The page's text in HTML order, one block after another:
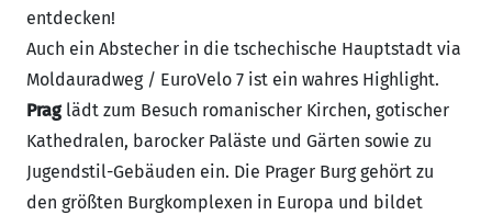
entdecken!
Auch ein Abstecher in die tschechische Hauptstadt via
Moldauradweg / EuroVelo 7 ist ein wahres Highlight.
Praglädt zum Besuch romanischer Kirchen, gotischer
Kathedralen, barocker Paläste und Gärten sowie zu
Jugendstil-Gebäuden ein. Die Prager Burg gehört zu
den größten Burgkomplexen in Europa und bildet